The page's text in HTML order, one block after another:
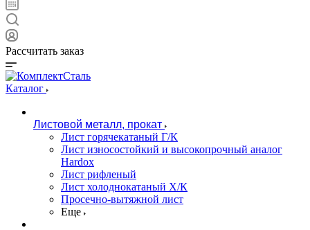
Рассчитать заказ
Каталог
Листовой металл, прокат
Лист горячекатаный Г/К
Лист износостойкий и высокопрочный аналог
Hardox
Лист рифленый
Лист холоднокатаный Х/К
Просечно-вытяжной лист
Еще